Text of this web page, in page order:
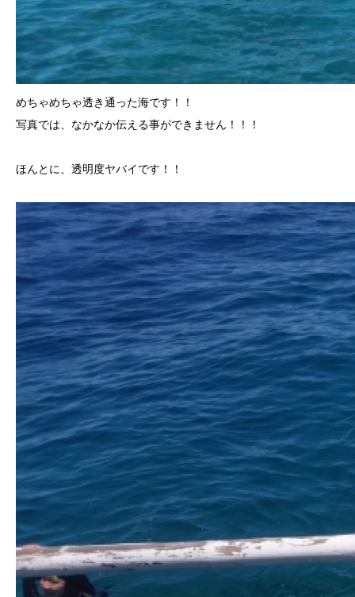
めちゃめちゃ透き通った海です！！
写真では、なかなか伝える事ができません！！！
ほんとに、透明度ヤバイです！！